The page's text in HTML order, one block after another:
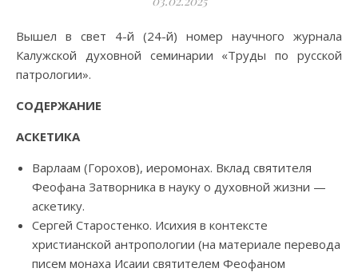
Вышел в свет 4-й (24-й) номер научного журнала
Калужской духовной семинарии «Труды по русской
патрологии».
СОДЕРЖАНИЕ
АСКЕТИКА
Варлаам (Горохов), иеромонах. Вклад святителя
Феофана Затворника в науку о духовной жизни —
аскетику.
Сергей Старостенко. Исихия в контексте
христианской антропологии (на материале перевода
писем монаха Исаии святителем Феофаном